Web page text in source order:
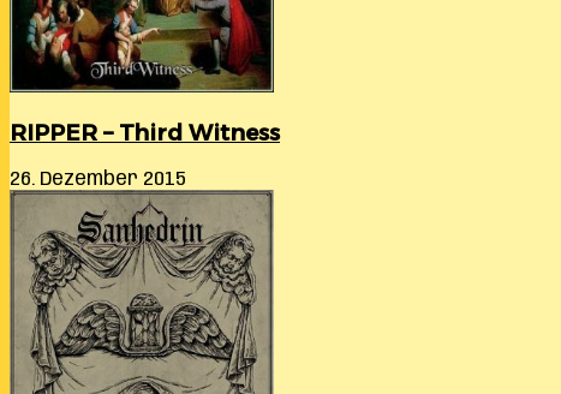
RIPPER – Third Witness
26. Dezember 2015